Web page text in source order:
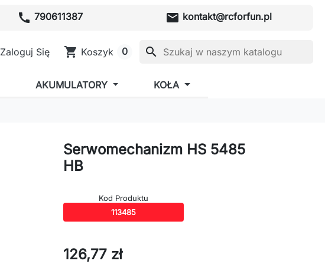
call 790611387 mail kontakt@rcforfun.pl
Zaloguj Się shopping_cart Koszyk 0 search
AKUMULATORY KOŁA
Serwomechanizm HS 5485
HB
Kod Produktu
113485
126,77 zł